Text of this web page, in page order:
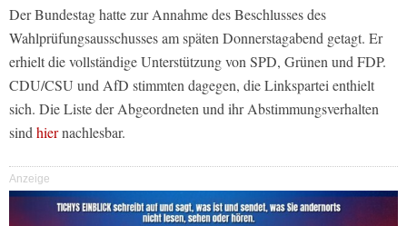
Der Bundestag hatte zur Annahme des Beschlusses des
Wahlprüfungsausschusses am späten Donnerstagabend getagt. Er
erhielt die vollständige Unterstützung von SPD, Grünen und FDP.
CDU/CSU und AfD stimmten dagegen, die Linkspartei enthielt
sich. Die Liste der Abgeordneten und ihr Abstimmungsverhalten
sindhiernachlesbar.
Anzeige